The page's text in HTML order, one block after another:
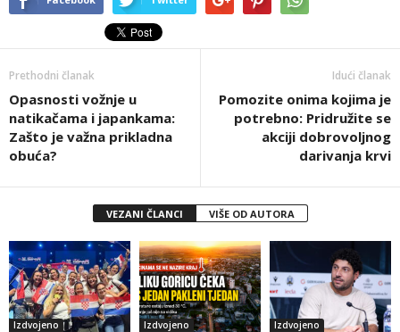
Prethodni članak
Opasnosti vožnje u
natikačama i japankama:
Zašto je važna prikladna
obuća?
Idući članak
Pomozite onima kojima je
potrebno: Pridružite se
akciji dobrovoljnog
darivanja krvi
VEZANI ČLANCI VIŠE OD AUTORA
Izdvojeno Izdvojeno Izdvojeno